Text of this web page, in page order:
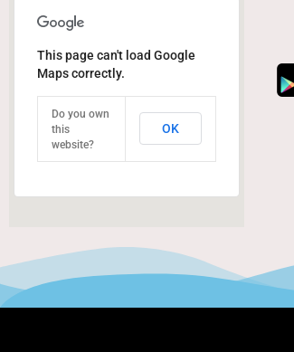
This page can't load Google
Maps correctly.
Do you own
this
website?
OK